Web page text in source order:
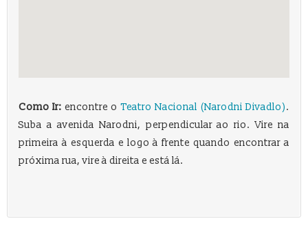
Como Ir: encontre oTeatro Nacional (Narodni Divadlo).
Suba a avenida Narodni, perpendicular ao rio. Vire na
primeira à esquerda e logo à frente quando encontrar a
próxima rua, vire à direita e está lá.